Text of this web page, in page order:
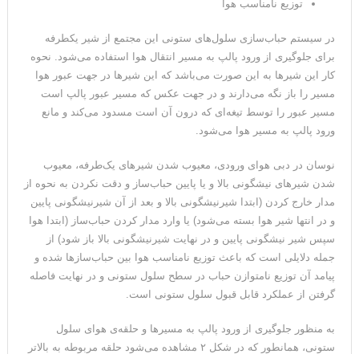
توزیع نامناسب هوا
در سیستم حباب‌سازی سلول‌های ستونی این مجتمع از شیر یکطرفه
برای جلوگیری از ورود پالپ به مسیر انتقال هوا استفاده می‌شود. نحوه
کار این شیرها به این صورت می‌باشد که این شیرها در جهت عبور هوا
مسیر را باز نگه می‌دارند و در جهت عکس که مسیر عبور پالپ است
مسیر عبور را توسط تیغه‌ای که درون آن است مسدود می‌کند و مانع
ورود پالپ به مسیر هوا می‌شود.
نوسان در دبی هوای ورودی، معیوب شدن شیرهای یک‌طرفه، معیوب
شدن شیرهای نیشگونی بالا و یا پایین حباب‌ساز و دقت نکردن به نحوه از
مدار خارج کردن (ابتدا شیرنیشگونی بالا و بعد از آن شیرنیشگونی پایین
و در انتها شیر هوا بسته می‌شود) یا وارد مدار کردن حباب‌ساز (ابتدا هوا
سپس شیر نیشگونی پایین و در نهایت شیرنیشگونی بالا باز شود) از
جمله دلایلی است که باعث توزیع نامناسب هوا بین حباب‌سازها شده و
پیامد آن توزیع نامتوازن حباب در سطح سلول ستونی و در نهایت فاصله
گرفتن از عملکرد قابل قبول سلول ستونی است.
به منظور جلوگیری از ورود پالپ به مسیرها و حلقه‌ی هوای سلول
ستونی، همانطور که در شکل ۲ مشاهده می‌شود حلقه مربوطه به بالاتر